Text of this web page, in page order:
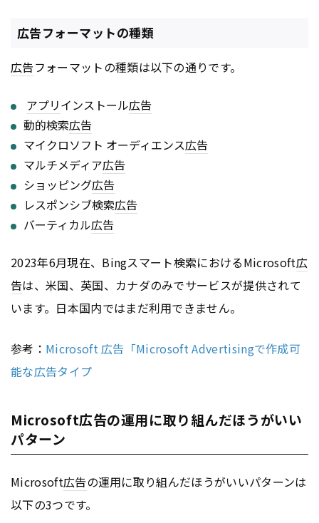
広告フォーマットの種類
広告フォーマットの種類は以下の通りです。
アプリインストール広告
動的検索広告
マイクロソフト オーディエンス広告
マルチメディア広告
ショッピング広告
レスポンシブ検索広告
バーティカル広告
2023年6月現在、Bingスマート検索におけるMicrosoft広
告は、米国、英国、カナダのみでサービスが提供されて
います。日本国内ではまだ利用できません。
参考： Microsoft 広告「Microsoft Advertisingで作成可
能な広告タイプ
Microsoft広告の運用に取り組んだほうがいい
パターン
Microsoft広告の運用に取り組んだほうがいいパターンは
以下の3つです。